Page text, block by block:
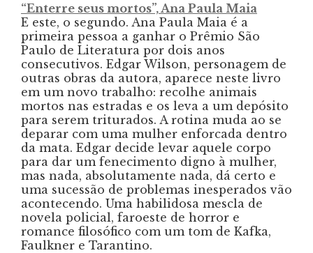
“Enterre seus mortos”, Ana Paula Maia
E este, o segundo. Ana Paula Maia é a
primeira pessoa a ganhar o Prêmio São
Paulo de Literatura por dois anos
consecutivos. Edgar Wilson, personagem de
outras obras da autora, aparece neste livro
em um novo trabalho: recolhe animais
mortos nas estradas e os leva a um depósito
para serem triturados. A rotina muda ao se
deparar com uma mulher enforcada dentro
da mata. Edgar decide levar aquele corpo
para dar um fenecimento digno à mulher,
mas nada, absolutamente nada, dá certo e
uma sucessão de problemas inesperados vão
acontecendo. Uma habilidosa mescla de
novela policial, faroeste de horror e
romance filosófico com um tom de Kafka,
Faulkner e Tarantino.